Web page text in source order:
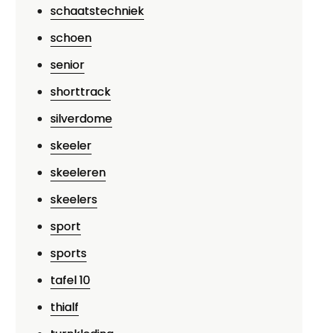
schaatstechniek
schoen
senior
shorttrack
silverdome
skeeler
skeeleren
skeelers
sport
sports
tafel 10
thialf